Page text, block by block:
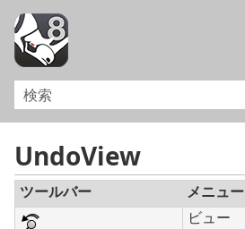
UndoView
ツールバー メニュー
ビュー